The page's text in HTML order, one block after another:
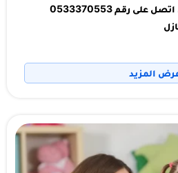
شغالة للتنازل من الكفيل اتصل على رقم 0533370553
المزيد